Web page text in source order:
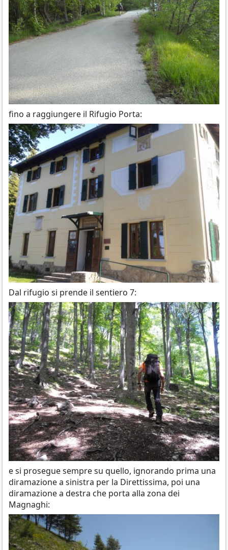
fino a raggiungere il Rifugio Porta:
Dal rifugio si prende il sentiero 7:
e si prosegue sempre su quello, ignorando prima una
diramazione a sinistra per la Direttissima, poi una
diramazione a destra che porta alla zona dei
Magnaghi: